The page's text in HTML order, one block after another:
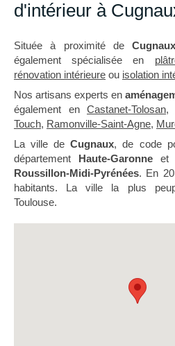
d'intérieur à
Située à proximité deCugnaux
également spécialisée en
rénovation intérieure ou isolation
Nos artisans experts en
également en Castanet-Tolosan,
Touch, Ramonville-Saint-Agne,
La ville deCugnaux, de code
département Haute-Garonneet
Roussillon-Midi-Pyrénées. En
habitants. La ville la plus
Toulouse.